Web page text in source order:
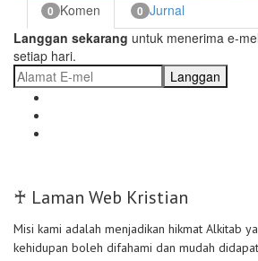
0 Komen 0 Jurnal
Langgan sekarang untuk menerima e-
setiap hari.
Langgan
♰ Laman Web Kristian
Misi kami adalah menjadikan hikmat Alkitab
kehidupan boleh difahami dan mudah